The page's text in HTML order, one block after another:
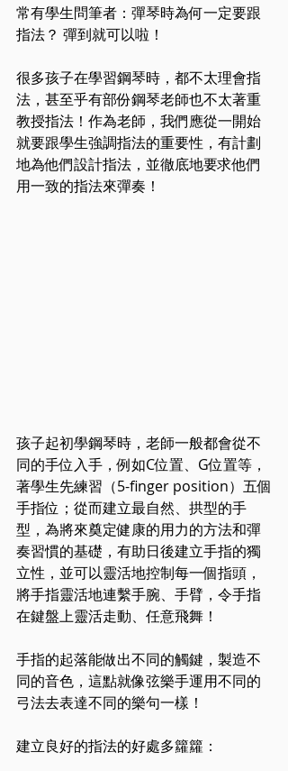
常有學生問筆者：彈琴時為何一定要跟
指法？ 彈到就可以啦！
很多孩子在學習鋼琴時，都不太理會指
法，甚至乎有部份鋼琴老師也不太著重
教授指法！作為老師，我們應從一開始
就要跟學生強調指法的重要性，有計劃
地為他們設計指法，並徹底地要求他們
用一致的指法來彈奏！
孩子起初學鋼琴時，老師一般都會從不
同的手位入手，例如C位置、G位置等，
著學生先練習（5-finger position）五個
手指位；從而建立最自然、拱型的手
型，為將來奠定健康的用力的方法和彈
奏習慣的基礎，有助日後建立手指的獨
立性，並可以靈活地控制每一個指頭，
將手指靈活地連繫手腕、手臂，令手指
在鍵盤上靈活走動、任意飛舞！
手指的起落能做出不同的觸鍵，製造不
同的音色，這點就像弦樂手運用不同的
弓法去表達不同的樂句一樣！
建立良好的指法的好處多籮籮：